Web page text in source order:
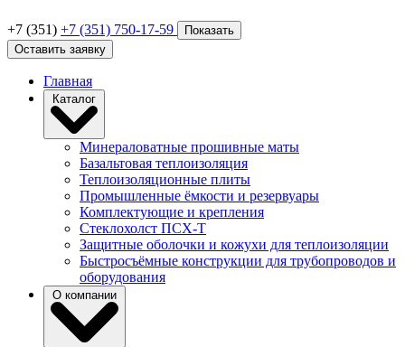
+7 (351) +7 (351) 750-17-59
Показать
Оставить заявку
Главная
Каталог
Минераловатные прошивные маты
Базальтовая теплоизоляция
Теплоизоляционные плиты
Промышленные ёмкости и резервуары
Комплектующие и крепления
Стеклохолст ПСХ-Т
Защитные оболочки и кожухи для теплоизоляции
Быстросъёмные конструкции для трубопроводов и
оборудования
О компании